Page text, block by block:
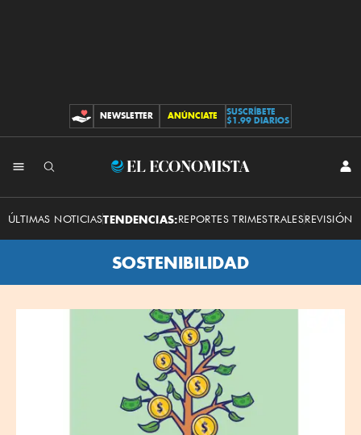
CONTRIBUCIONES
NEWSLETTER ANÚNCIATE
SUSCRÍBETE
$1.99 DIARIOS
El
Economista
ÚLTIMAS NOTICIASTENDENCIAS:REPORTES TRIMESTRALESREVISIÓN
SOSTENIBILIDAD